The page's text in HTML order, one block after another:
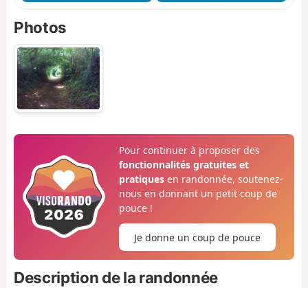
Photos
Pour continuer à proposer des
fonctionnalités gratuites et
pratiquesen randonnée, soutenez-
nous en donnant un petit coup de
pouce !
Je donne un coup de pouce
Description de la randonnée